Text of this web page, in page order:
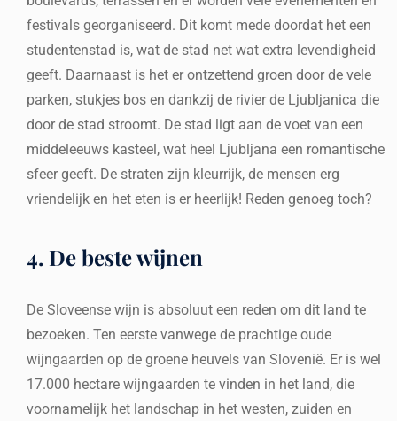
festivals georganiseerd. Dit komt mede doordat het een
studentenstad is, wat de stad net wat extra levendigheid
geeft. Daarnaast is het er ontzettend groen door de vele
parken, stukjes bos en dankzij de rivier de Ljubljanica die
door de stad stroomt. De stad ligt aan de voet van een
middeleeuws kasteel, wat heel Ljubljana een romantische
sfeer geeft. De straten zijn kleurrijk, de mensen erg
vriendelijk en het eten is er heerlijk! Reden genoeg toch?
4. De beste wijnen
De Sloveense wijn is absoluut een reden om dit land te
bezoeken. Ten eerste vanwege de prachtige oude
wijngaarden op de groene heuvels van Slovenië. Er is wel
17.000 hectare wijngaarden te vinden in het land, die
voornamelijk het landschap in het westen, zuiden en